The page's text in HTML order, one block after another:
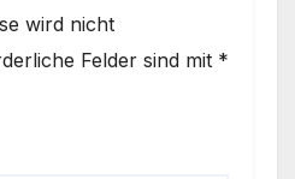
wird nicht
Felder sind mit *